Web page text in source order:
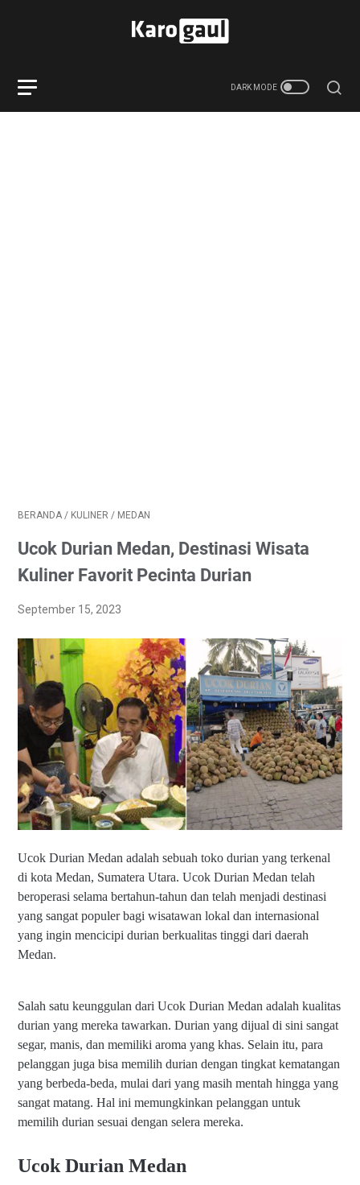
BERANDA / KULINER / MEDAN
Ucok Durian Medan, Destinasi Wisata
Kuliner Favorit Pecinta Durian
September 15, 2023
Ucok Durian Medan adalah sebuah toko durian yang terkenal
di kota Medan, Sumatera Utara. Ucok Durian Medan telah
beroperasi selama bertahun-tahun dan telah menjadi destinasi
yang sangat populer bagi wisatawan lokal dan internasional
yang ingin mencicipi durian berkualitas tinggi dari daerah
Medan.
Salah satu keunggulan dari Ucok Durian Medan adalah kualitas
durian yang mereka tawarkan. Durian yang dijual di sini sangat
segar, manis, dan memiliki aroma yang khas. Selain itu, para
pelanggan juga bisa memilih durian dengan tingkat kematangan
yang berbeda-beda, mulai dari yang masih mentah hingga yang
sangat matang. Hal ini memungkinkan pelanggan untuk
memilih durian sesuai dengan selera mereka.
Ucok Durian Medan